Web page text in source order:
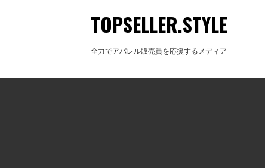
TOPSELLER.STYLE
全力でアパレル販売員を応援するメディア